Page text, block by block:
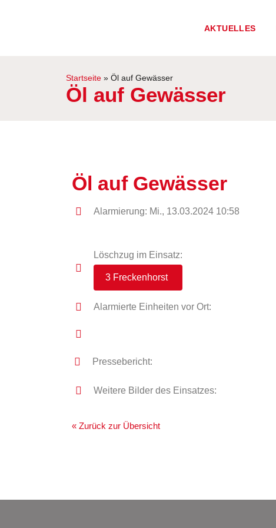
AKTUELLES
Startseite » Öl auf Gewässer
Öl auf Gewässer
Öl auf Gewässer
Alarmierung: Mi., 13.03.2024 10:58
Löschzug im Einsatz:
3 Freckenhorst
Alarmierte Einheiten vor Ort:
Pressebericht:
Weitere Bilder des Einsatzes:
« Zurück zur Übersicht